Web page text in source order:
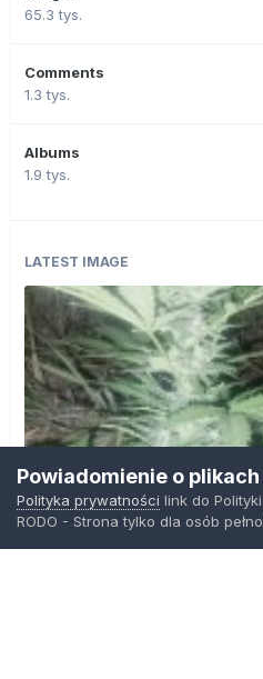
65.3 tys.
Comments
1.3 tys.
Albums
1.9 tys.
LATEST IMAGE
Powiadomienie o
Polityka prywatności link do
RODO - Strona tylko dla osób